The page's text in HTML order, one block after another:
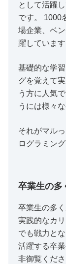
として活躍
です。 1000
場企業、ベ
躍しています
基礎的な学
グを覚えて
う方に人気
うには様々
それがマル
ログラミン
卒業生の多
卒業生の多
実践的なカ
でも戦力と
活躍する卒
非御覧くださ